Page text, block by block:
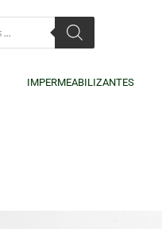
IMPERMEABILIZANTES